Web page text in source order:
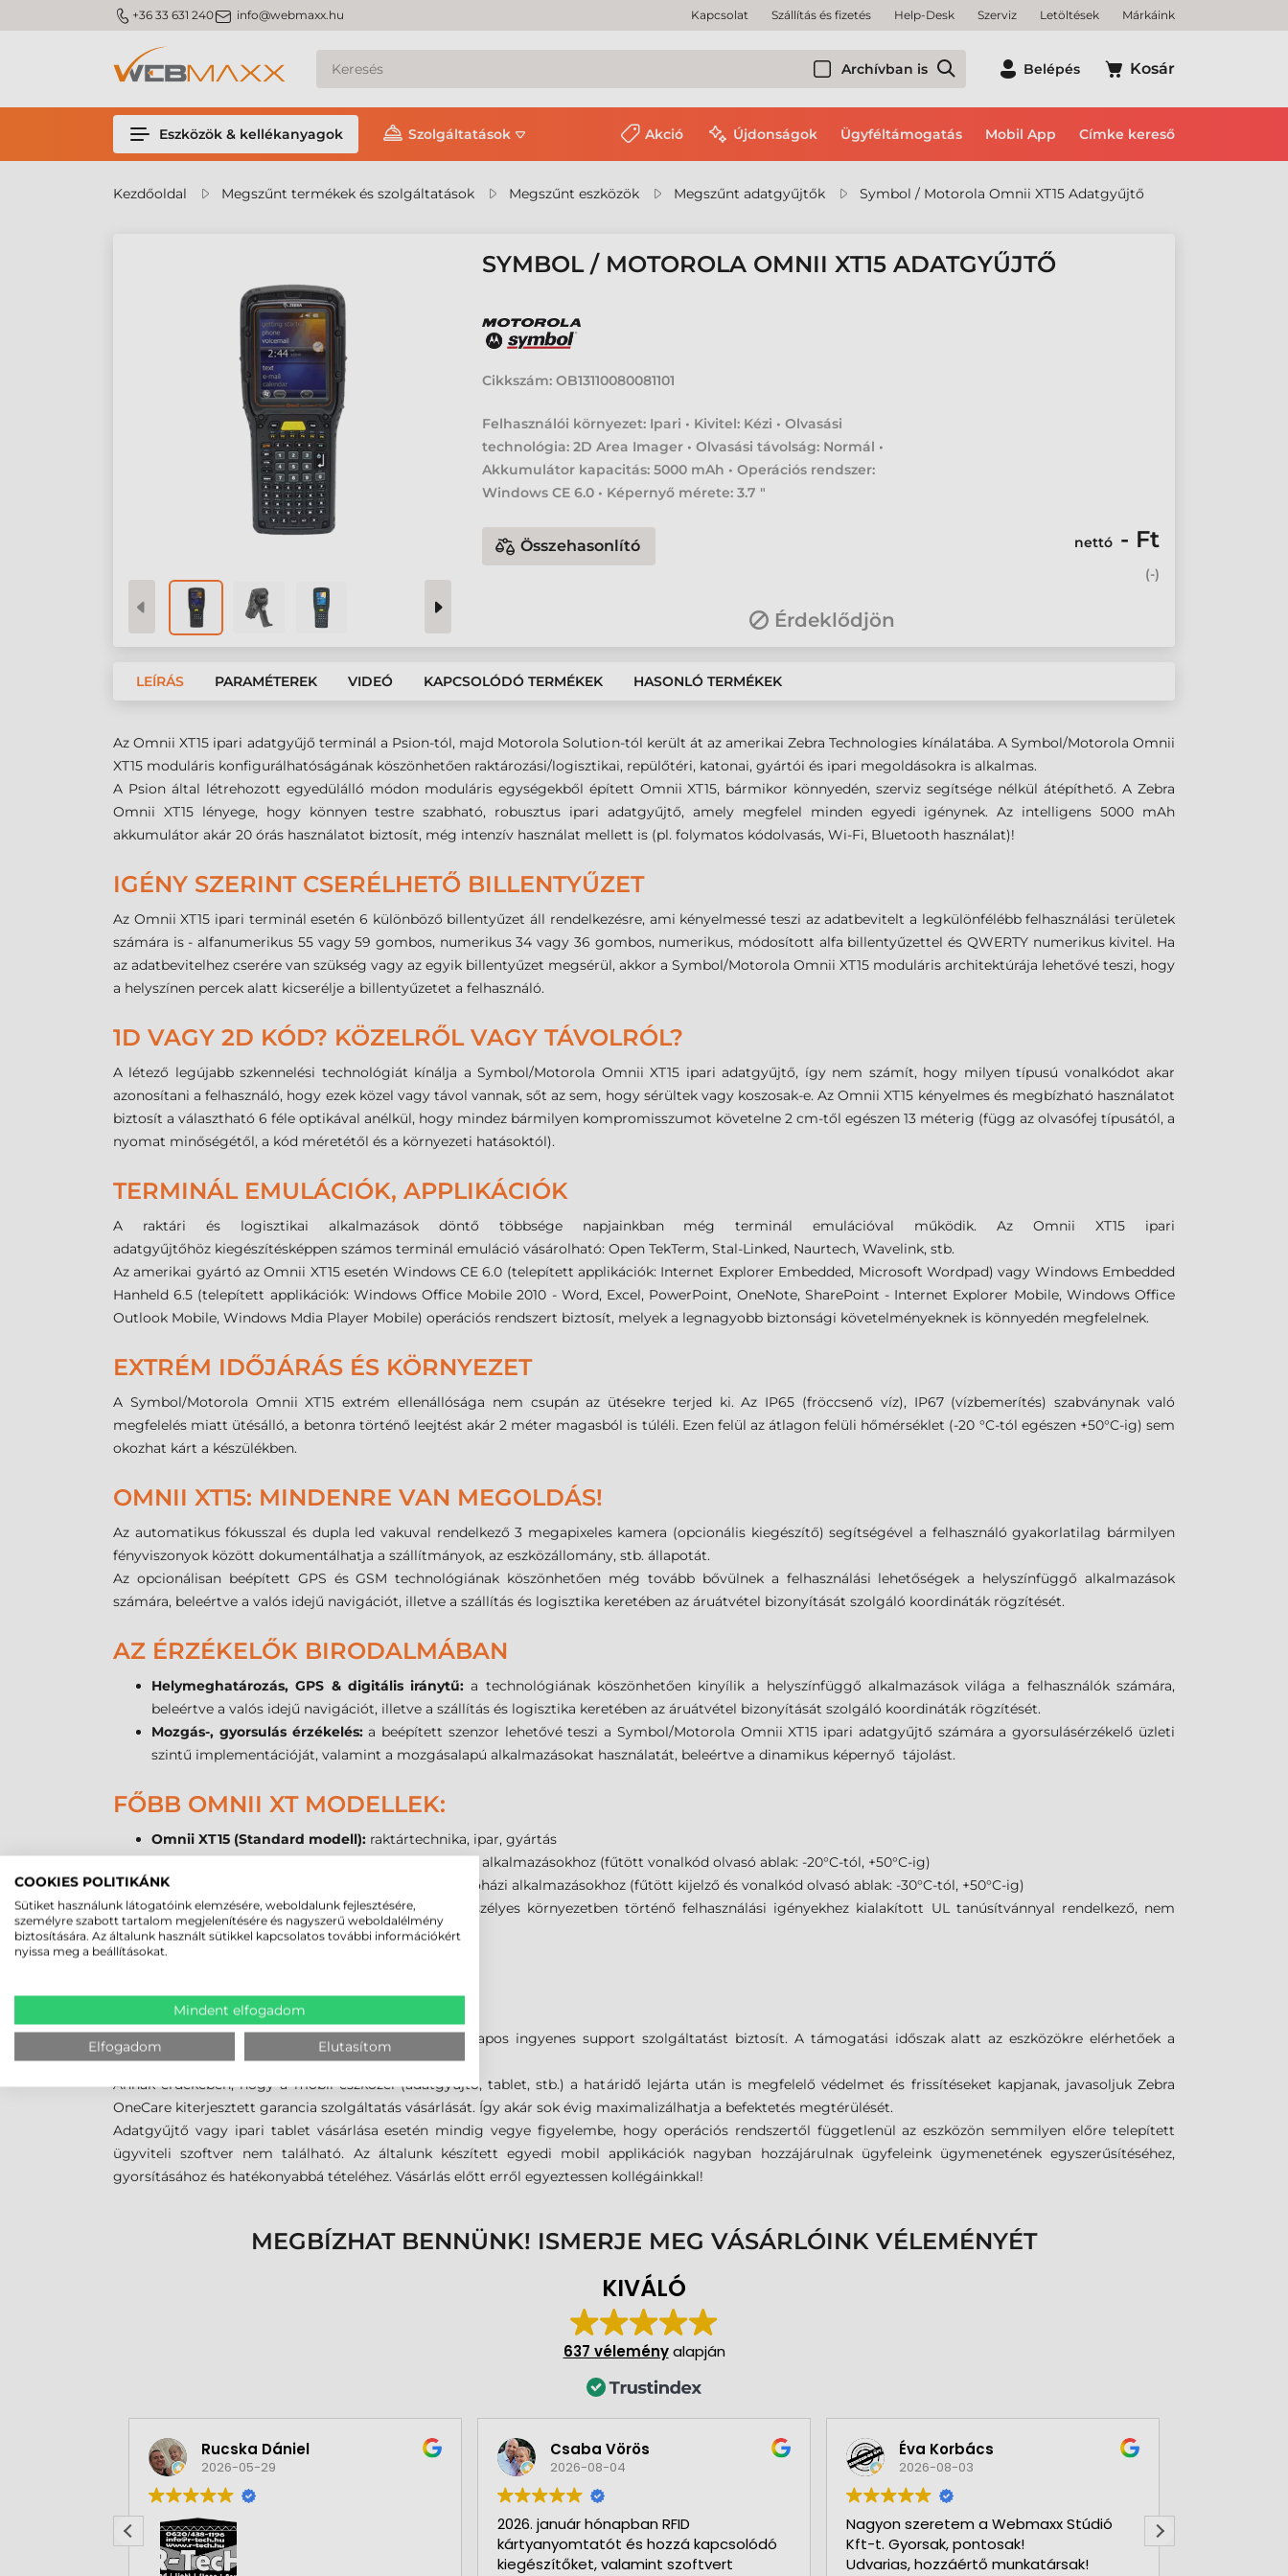
m_phone +36 33 631 240m_email info@webmaxx.hu Kapcsolat Szállítás és fizetés Help-Desk Szerviz Letöltések Márkáink
Archívban is Belépés Kosár
Eszközök & kellékanyagok Szolgáltatások Akció Újdonságok Ügyféltámogatás Mobil App Címke kereső
Kezdőoldal Megszűnt termékek és szolgáltatások Megszűnt eszközök Megszűnt adatgyűjtők Symbol / Motorola Omnii XT15 Adatgyűjtő
SYMBOL / MOTOROLA OMNII XT15 ADATGYŰJTŐ
Cikkszám: OB13110080081101
Felhasználói környezet: Ipari • Kivitel: Kézi • Olvasási
technológia: 2D Area Imager • Olvasási távolság: Normál •
Akkumulátor kapacitás: 5000 mAh • Operációs rendszer:
Windows CE 6.0 • Képernyő mérete: 3.7 "
Összehasonlító nettó - Ft
(-)
Érdeklődjön
LEÍRÁS PARAMÉTEREK VIDEÓ KAPCSOLÓDÓ TERMÉKEK HASONLÓ TERMÉKEK
Az Omnii XT15 ipari adatgyűjő terminál a Psion-tól, majd Motorola Solution-tól került át az amerikai Zebra Technologies kínálatába. A Symbol/Motorola Omnii
XT15 moduláris konfigurálhatóságának köszönhetően raktározási/logisztikai, repülőtéri, katonai, gyártói és ipari megoldásokra is alkalmas.
A Psion által létrehozott egyedülálló módon moduláris egységekből épített Omnii XT15, bármikor könnyedén, szerviz segítsége nélkül átépíthető. A Zebra
Omnii XT15 lényege, hogy könnyen testre szabható, robusztus ipari adatgyűjtő, amely megfelel minden egyedi igénynek. Az intelligens 5000 mAh
akkumulátor akár 20 órás használatot biztosít, még intenzív használat mellett is (pl. folymatos kódolvasás, Wi-Fi, Bluetooth használat)!
IGÉNY SZERINT CSERÉLHETŐ BILLENTYŰZET
Az Omnii XT15 ipari terminál esetén 6 különböző billentyűzet áll rendelkezésre, ami kényelmessé teszi az adatbevitelt a legkülönfélébb felhasználási területek
számára is - alfanumerikus 55 vagy 59 gombos, numerikus 34 vagy 36 gombos, numerikus, módosított alfa billentyűzettel és QWERTY numerikus kivitel. Ha
az adatbevitelhez cserére van szükség vagy az egyik billentyűzet megsérül, akkor a Symbol/Motorola Omnii XT15 moduláris architektúrája lehetővé teszi, hogy
a helyszínen percek alatt kicserélje a billentyűzetet a felhasználó.
1D VAGY 2D KÓD? KÖZELRŐL VAGY TÁVOLRÓL?
A létező legújabb szkennelési technológiát kínálja a Symbol/Motorola Omnii XT15 ipari adatgyűjtő, így nem számít, hogy milyen típusú vonalkódot akar
azonosítani a felhasználó, hogy ezek közel vagy távol vannak, sőt az sem, hogy sérültek vagy koszosak-e. Az Omnii XT15 kényelmes és megbízható használatot
biztosít a választható 6 féle optikával anélkül, hogy mindez bármilyen kompromisszumot követelne 2 cm-től egészen 13 méterig (függ az olvasófej típusától, a
nyomat minőségétől, a kód méretétől és a környezeti hatásoktól).
TERMINÁL EMULÁCIÓK, APPLIKÁCIÓK
A raktári és logisztikai alkalmazások döntő többsége napjainkban még terminál emulációval működik. Az Omnii XT15 ipari
adatgyűjtőhöz kiegészítésképpen számos terminál emuláció vásárolható: Open TekTerm, Stal-Linked, Naurtech, Wavelink, stb.
Az amerikai gyártó az Omnii XT15 esetén Windows CE 6.0 (telepített applikációk: Internet Explorer Embedded, Microsoft Wordpad) vagy Windows Embedded
Hanheld 6.5 (telepített applikációk: Windows Office Mobile 2010 - Word, Excel, PowerPoint, OneNote, SharePoint - Internet Explorer Mobile, Windows Office
Outlook Mobile, Windows Mdia Player Mobile) operációs rendszert biztosít, melyek a legnagyobb biztonsági követelményeknek is könnyedén megfelelnek.
EXTRÉM IDŐJÁRÁS ÉS KÖRNYEZET
A Symbol/Motorola Omnii XT15 extrém ellenállósága nem csupán az ütésekre terjed ki. Az IP65 (fröccsenő víz), IP67 (vízbemerítés) szabványnak való
megfelelés miatt ütésálló, a betonra történő leejtést akár 2 méter magasból is túléli. Ezen felül az átlagon felüli hőmérséklet (-20 °C-tól egészen +50°C-ig) sem
okozhat kárt a készülékben.
OMNII XT15: MINDENRE VAN MEGOLDÁS!
Az automatikus fókusszal és dupla led vakuval rendelkező 3 megapixeles kamera (opcionális kiegészítő) segítségével a felhasználó gyakorlatilag bármilyen
fényviszonyok között dokumentálhatja a szállítmányok, az eszközállomány, stb. állapotát.
Az opcionálisan beépített GPS és GSM technológiának köszönhetően még tovább bővülnek a felhasználási lehetőségek a helyszínfüggő alkalmazások
számára, beleértve a valós idejű navigációt, illetve a szállítás és logisztika keretében az áruátvétel bizonyítását szolgáló koordináták rögzítését.
AZ ÉRZÉKELŐK BIRODALMÁBAN
Helymeghatározás, GPS & digitális iránytű: a technológiának köszönhetően kinyílik a helyszínfüggő alkalmazások világa a felhasználók számára,
beleértve a valós idejű navigációt, illetve a szállítás és logisztika keretében az áruátvétel bizonyítását szolgáló koordináták rögzítését.
Mozgás-, gyorsulás érzékelés:a beépített szenzor lehetővé teszi a Symbol/Motorola Omnii XT15 ipari adatgyűjtő számára a gyorsulásérzékelő üzleti
szintű implementációját, valamint a mozgásalapú alkalmazásokat használatát, beleértve a dinamikus képernyő tájolást.
FŐBB OMNII XT MODELLEK:
Omnii XT15 (Standard modell): raktártechnika, ipar, gyártás
hűtőházi alkalmazásokhoz (fűtött vonalkód olvasó ablak: -20°C-tól, +50°C-ig)
Omnii XT15f (Arctic - Freezer modell):
mélyhűtőházi alkalmazásokhoz (fűtött kijelző és vonalkód olvasó ablak: -30°C-tól, +50°C-ig)
Omnii XT15ni (Non-Incendive UL modell):
veszélyes környezetben történő felhasználási igényekhez kialakított UL tanúsítvánnyal rendelkező, nem
tűzveszélyes moduláris mobilkészülék
Omnii XT15nb (Narrowband):
LEGYEN MINDIG NAPRAKÉSZ!
A Zebra Technologies termékeihez alapesetben 90 napos ingyenes support szolgáltatást biztosít. A támogatási időszak alatt az eszközökre elérhetőek a
biztonsági és operációs rendszer frissítések is.
Annak érdekében, hogy a mobil eszközei (adatgyűjtő, tablet, stb.) a határidő lejárta után is megfelelő védelmet és frissítéseket kapjanak, javasoljuk Zebra
OneCare kiterjesztett garancia szolgáltatás vásárlását. Így akár sok évig maximalizálhatja a befektetés megtérülését.
Adatgyűjtő vagy ipari tablet vásárlása esetén mindig vegye figyelembe, hogy operációs rendszertől függetlenül az eszközön semmilyen előre telepített
ügyviteli szoftver nem található. Az általunk készített egyedi mobil applikációk nagyban hozzájárulnak ügyfeleink ügymenetének egyszerűsítéséhez,
gyorsításához és hatékonyabbá tételéhez. Vásárlás előtt erről egyeztessen kollégáinkkal!
MEGBÍZHAT BENNÜNK! ISMERJE MEG VÁSÁRLÓINK VÉLEMÉNYÉT
KIVÁLÓ
637 véleményalapján
Rucska Dániel
2026-05-29
Csaba Vörös
2026-08-04
2026. január hónapban RFID
kártyanyomtatót és hozzá kapcsolódó
kiegészítőket, valamint szoftvert
Éva Korbács
2026-08-03
Nagyon szeretem a Webmaxx Stúdió
Kft-t. Gyorsak, pontosak!
Udvarias, hozzáértő munkatársak!
COOKIES POLITIKÁNK
Sütiket használunk látogatóink elemzésére, weboldalunk fejlesztésére,
személyre szabott tartalom megjelenítésére és nagyszerű weboldalélmény
biztosítására. Az általunk használt sütikkel kapcsolatos további információkért
nyissa meg a beállításokat.
Mindent elfogadom
Elfogadom Elutasítom